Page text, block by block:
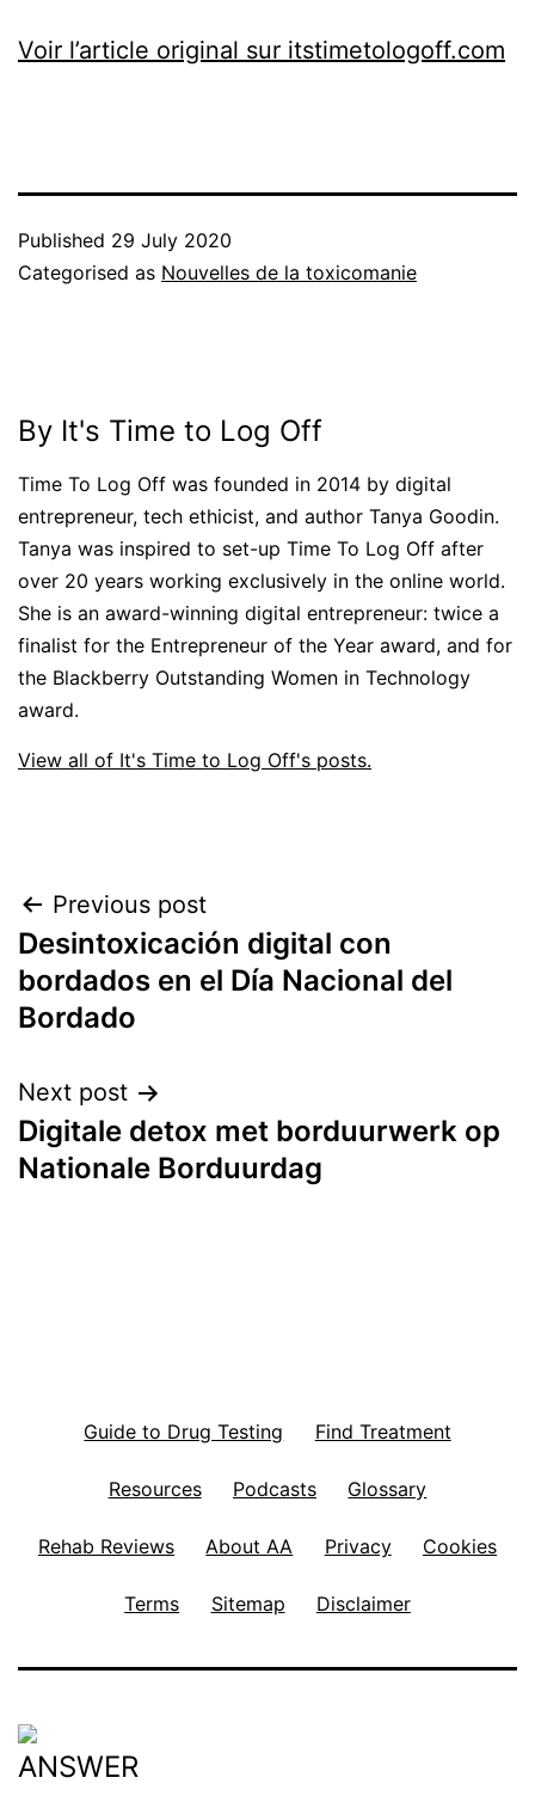
Voir l’article original sur itstimetologoff.com
Published 29 July 2020
Categorised as Nouvelles de la toxicomanie
By It's Time to Log Off
Time To Log Off was founded in 2014 by digital
entrepreneur, tech ethicist, and author Tanya Goodin.
Tanya was inspired to set-up Time To Log Off after
over 20 years working exclusively in the online world.
She is an award-winning digital entrepreneur: twice a
finalist for the Entrepreneur of the Year award, and for
the Blackberry Outstanding Women in Technology
award.
View all of It's Time to Log Off's posts.
Post
navigation
Previous post
Desintoxicación digital con
bordados en el Día Nacional del
Bordado
Next post
Digitale detox met borduurwerk op
Nationale Borduurdag
Guide to Drug Testing Find Treatment
Resources Podcasts Glossary
Rehab Reviews About AA Privacy Cookies
Terms Sitemap Disclaimer